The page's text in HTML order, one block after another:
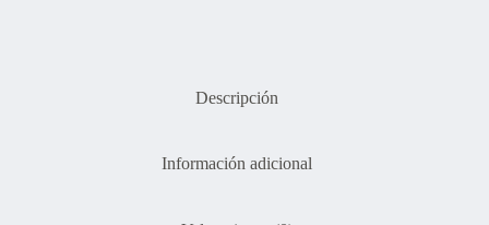
Descripción
Información adicional